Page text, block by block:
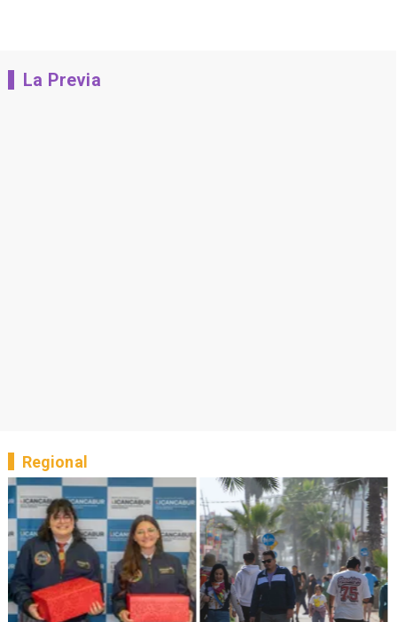
La Previa
Regional